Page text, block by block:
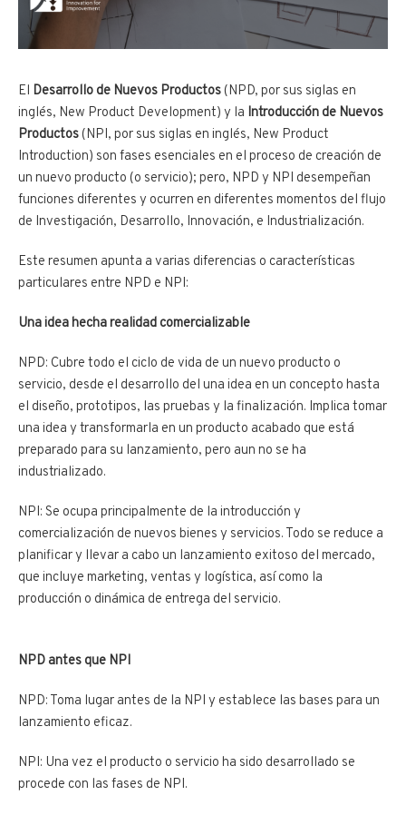
El Desarrollo de Nuevos Productos(NPD, por sus siglas en
inglés, New Product Development) y la Introducción de Nuevos
Productos(NPI, por sus siglas en inglés, New Product
Introduction) son fases esenciales en el proceso de creación de
un nuevo producto (o servicio); pero, NPD y NPI desempeñan
funciones diferentes y ocurren en diferentes momentos del flujo
de Investigación, Desarrollo, Innovación, e Industrialización.
Este resumen apunta a varias diferencias o características
particulares entre NPD e NPI:
Una idea hecha realidad comercializable
NPD: Cubre todo el ciclo de vida de un nuevo producto o
servicio, desde el desarrollo del una idea en un concepto hasta
el diseño, prototipos, las pruebas y la finalización. Implica tomar
una idea y transformarla en un producto acabado que está
preparado para su lanzamiento, pero aun no se ha
industrializado.
NPI: Se ocupa principalmente de la introducción y
comercialización de nuevos bienes y servicios. Todo se reduce a
planificar y llevar a cabo un lanzamiento exitoso del mercado,
que incluye marketing, ventas y logística, así como la
producción o dinámica de entrega del servicio.
NPD antes que NPI
NPD: Toma lugar antes de la NPI y establece las bases para un
lanzamiento eficaz.
NPI: Una vez el producto o servicio ha sido desarrollado se
procede con las fases de NPI.